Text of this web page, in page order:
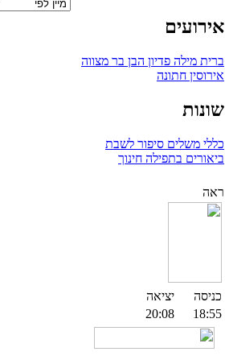
אירועים
ברית מילה פדיון הבן בר מצווה
אירוסין חתונה
שונות
כללי משלים סיפור לשבת
ביאורים בתפילה חינוך
ראה
כניסה
יציאה
18:55
20:08